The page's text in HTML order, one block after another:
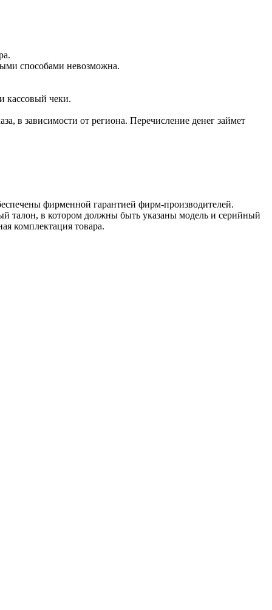
способами невозможна.
кассовый чеки.
в зависимости от региона. Перечисление денег займет
фирменной гарантией фирм-производителей.
талон, в котором должны быть указаны модель и серийный
комплектация товара.